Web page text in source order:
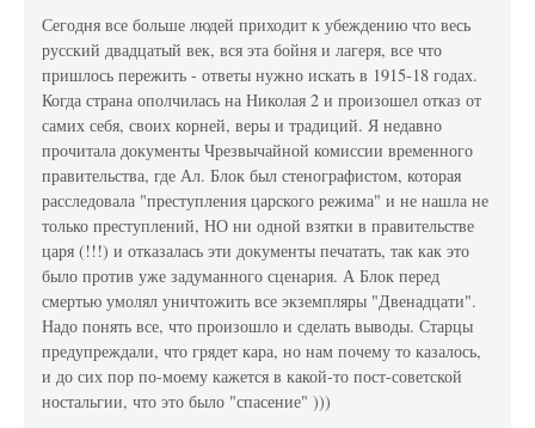
Сегодня все больше людей приходит к убеждению что весь
русский двадцатый век, вся эта бойня и лагеря, все что
пришлось пережить - ответы нужно искать в 1915-18 годах.
Когда страна ополчилась на Николая 2 и произошел отказ от
самих себя, своих корней, веры и традиций. Я недавно
прочитала документы Чрезвычайной комиссии временного
правительства, где Ал. Блок был стенографистом, которая
расследовала "преступления царского режима" и не нашла не
только преступлений, НО ни одной взятки в правительстве
царя (!!!) и отказалась эти документы печатать, так как это
было против уже задуманного сценария. А Блок перед
смертью умолял уничтожить все экземпляры "Двенадцати".
Надо понять все, что произошло и сделать выводы. Старцы
предупреждали, что грядет кара, но нам почему то казалось,
и до сих пор по-моему кажется в какой-то пост-советской
ностальгии, что это было "спасение" )))